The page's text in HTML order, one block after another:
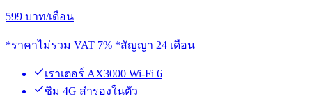
599 บาท/เดือน
*ราคาไม่รวม VAT 7% *สัญญา 24 เดือน
เราเตอร์ AX3000 Wi-Fi 6
ซิม 4G สำรองในตัว